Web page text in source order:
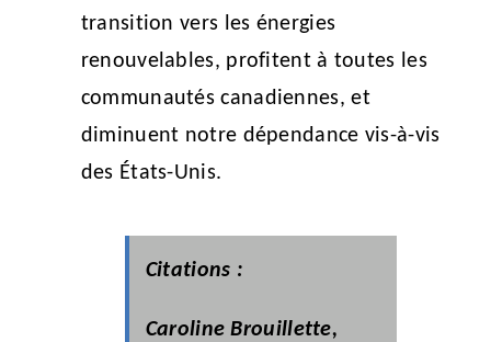
transition vers les énergies
renouvelables, profitent à toutes les
communautés canadiennes, et
diminuent notre dépendance vis-à-vis
des États-Unis.
Citations :
Caroline Brouillette,